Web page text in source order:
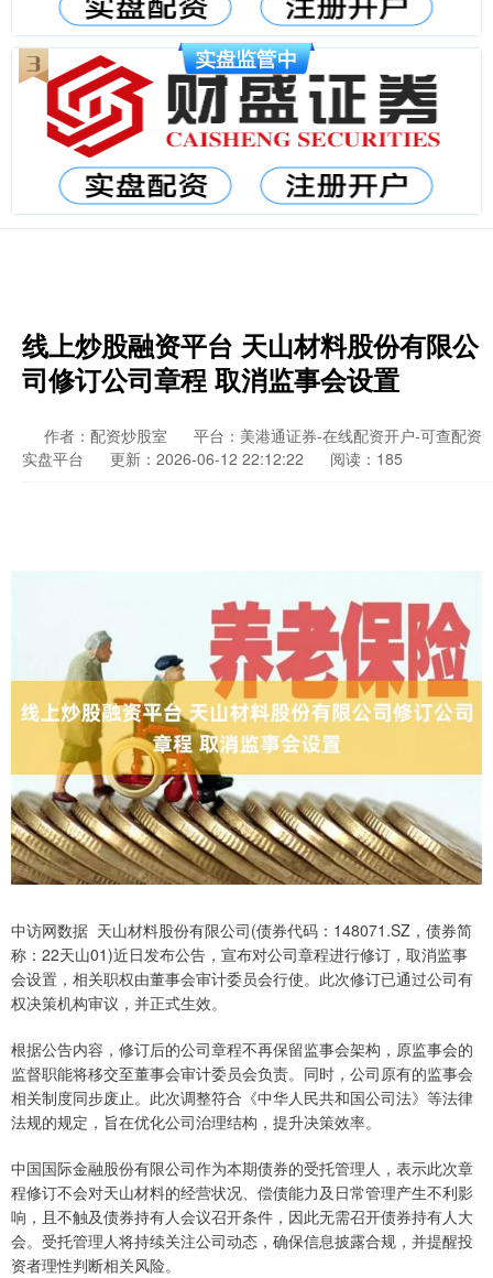
线上炒股融资平台 天山材料股份有限公
司修订公司章程 取消监事会设置
作者：配资炒股室
平台：美港通证券-在线配资开户-可查配资
实盘平台
更新：2026-06-12 22:12:22 阅读：185
中访网数据 天山材料股份有限公司(债券代码：148071.SZ，债券简
称：22天山01)近日发布公告，宣布对公司章程进行修订，取消监事
会设置，相关职权由董事会审计委员会行使。此次修订已通过公司有
权决策机构审议，并正式生效。
根据公告内容，修订后的公司章程不再保留监事会架构，原监事会的
监督职能将移交至董事会审计委员会负责。同时，公司原有的监事会
相关制度同步废止。此次调整符合《中华人民共和国公司法》等法律
法规的规定，旨在优化公司治理结构，提升决策效率。
中国国际金融股份有限公司作为本期债券的受托管理人，表示此次章
程修订不会对天山材料的经营状况、偿债能力及日常管理产生不利影
响，且不触及债券持有人会议召开条件，因此无需召开债券持有人大
会。受托管理人将持续关注公司动态，确保信息披露合规，并提醒投
资者理性判断相关风险。